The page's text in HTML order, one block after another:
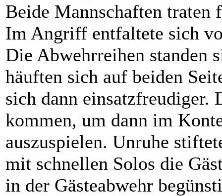
Beide Mannschaften
Im Angriff entfaltete sich
Die Abwehrreihen standen
häuften sich auf beiden
sich dann einsatzfreudiger.
kommen, um dann im
auszuspielen. Unruhe
mit schnellen Solos die
in der Gästeabwehr